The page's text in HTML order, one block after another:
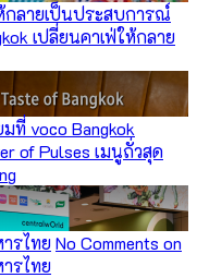
กลายเป็นประสบการณ์
เปลี่ยนคาเฟ่ให้กลาย
ที่ voco Bangkok
of Pulses เมนูถั่วสุด
รไทยNo Comments on
รไทย